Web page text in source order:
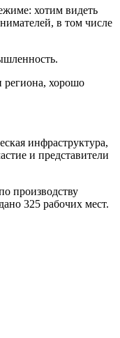
хотим видеть
в том числе
региона, хорошо
инфраструктура,
и представители
производству
325 рабочих мест.